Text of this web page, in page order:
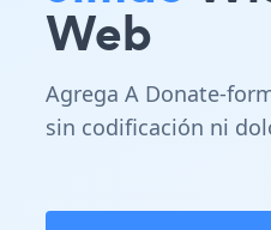
Web
Agrega A Donate-
sin codificación ni